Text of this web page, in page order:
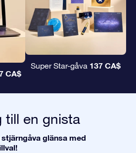
CA$
Super Star-gåva 137 CA$
till en gnista
glänsa med